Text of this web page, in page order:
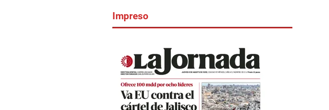
Impreso